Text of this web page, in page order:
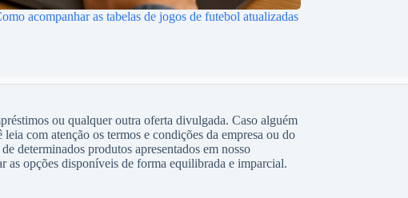
acompanhar as tabelas de jogos de futebol atualizadas
ou qualquer outra oferta divulgada. Caso alguém
com atenção os termos e condições da empresa ou do
determinados produtos apresentados em nosso
as opções disponíveis de forma equilibrada e imparcial.